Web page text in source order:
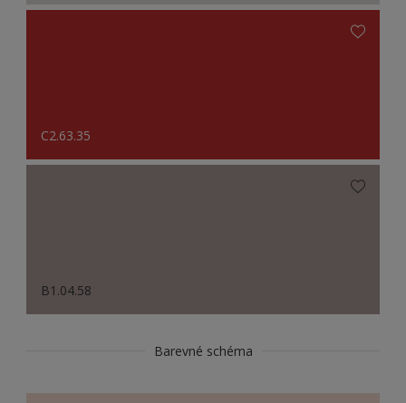
C2.63.35
B1.04.58
Barevné schéma